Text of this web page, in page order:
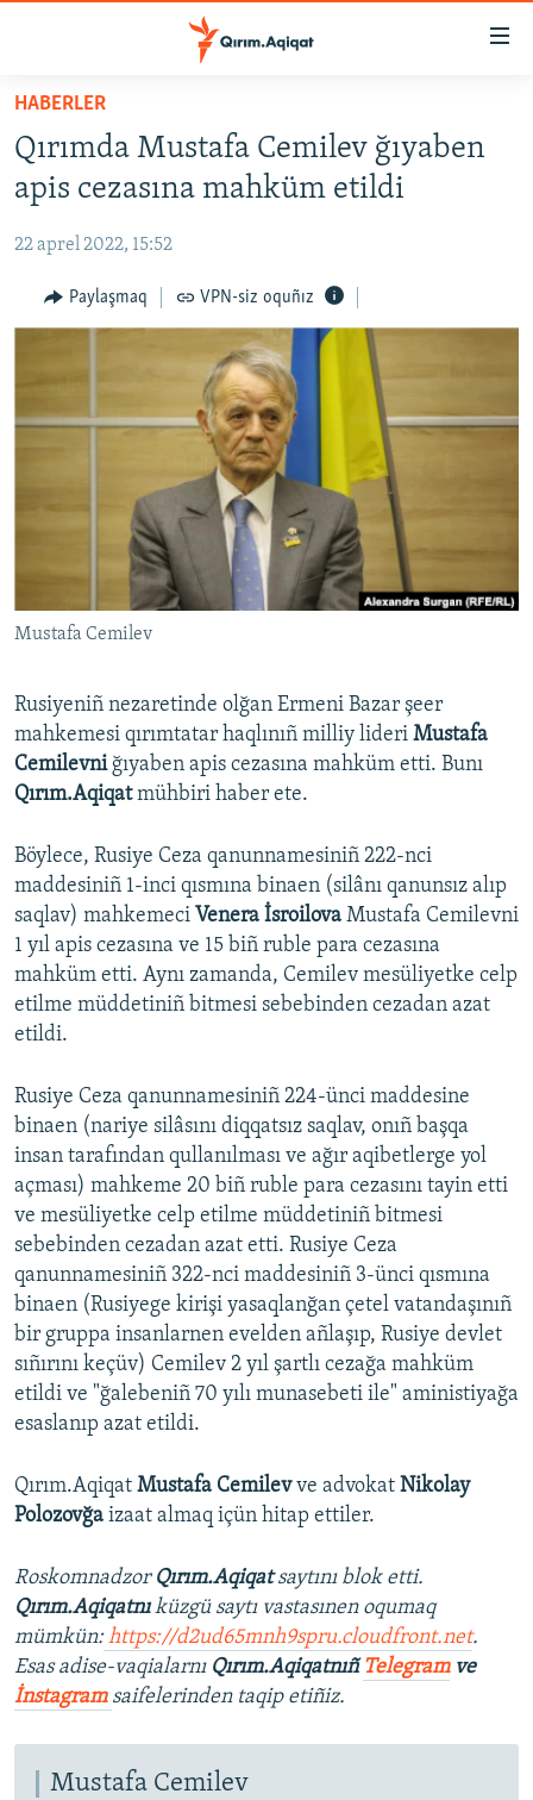
Esas
qaytmaq
Baş
navigatsiyağa
qaytmaq
qaytmaq
HABERLER
SİYASET
İQTİSADİYAT
CEMİYET
MEDENİYET
VİDEO
SÜRET
FİKİR
Русский
Українською
RFE/RS bütün saytları
HABERLER
Qırımda Mustafa Cemilev ğıyaben
apis cezasına mahküm etildi
22 aprel 2022, 15:52
Paylaşmaq VPN-siz oquñız
Mustafa Cemilev
Rusiyeniñ nezaretinde olğan Ermeni Bazar şeer
mahkemesi qırımtatar haqlınıñ milliy lideri Mustafa
Cemilevniğıyaben apis cezasına mahküm etti. Bunı
Qırım.Aqiqatmühbiri haber ete.
Böylece, Rusiye Ceza qanunnamesiniñ 222-nci
maddesiniñ 1-inci qısmına binaen (silânı qanunsız alıp
saqlav) mahkemeci Venera İsroilova Mustafa Cemilevni
1 yıl apis cezasına ve 15 biñ ruble para cezasına
mahküm etti. Aynı zamanda, Cemilev mesüliyetke celp
etilme müddetiniñ bitmesi sebebinden cezadan azat
etildi.
Rusiye Ceza qanunnamesiniñ 224-ünci maddesine
binaen (nariye silâsını diqqatsız saqlav, onıñ başqa
insan tarafından qullanılması ve ağır aqibetlerge yol
açması) mahkeme 20 biñ ruble para cezasını tayin etti
ve mesüliyetke celp etilme müddetiniñ bitmesi
sebebinden cezadan azat etti. Rusiye Ceza
qanunnamesiniñ 322-nci maddesiniñ 3-ünci qısmına
binaen (Rusiyege kirişi yasaqlanğan çetel vatandaşınıñ
bir gruppa insanlarnen evelden añlaşıp, Rusiye devlet
sıñırını keçüv) Cemilev 2 yıl şartlı cezağa mahküm
etildi ve "ğalebeniñ 70 yılı munasebeti ile" aministiyağa
esaslanıp azat etildi.
Qırım.Aqiqat Mustafa Cemilevve advokat Nikolay
Polozovğa izaat almaq içün hitap ettiler.
Roskomnadzor Qırım.Aqiqatsaytını blok etti.
Qırım.Aqiqatnıküzgü saytı vastasınen oqumaq
mümkün: https://d2ud65mnh9spru.cloudfront.net.
Esas adise-vaqialarnı Qırım.Aqiqatnıñ Telegramve
İnstagram saifelerinden taqip etiñiz.
Mustafa Cemilev